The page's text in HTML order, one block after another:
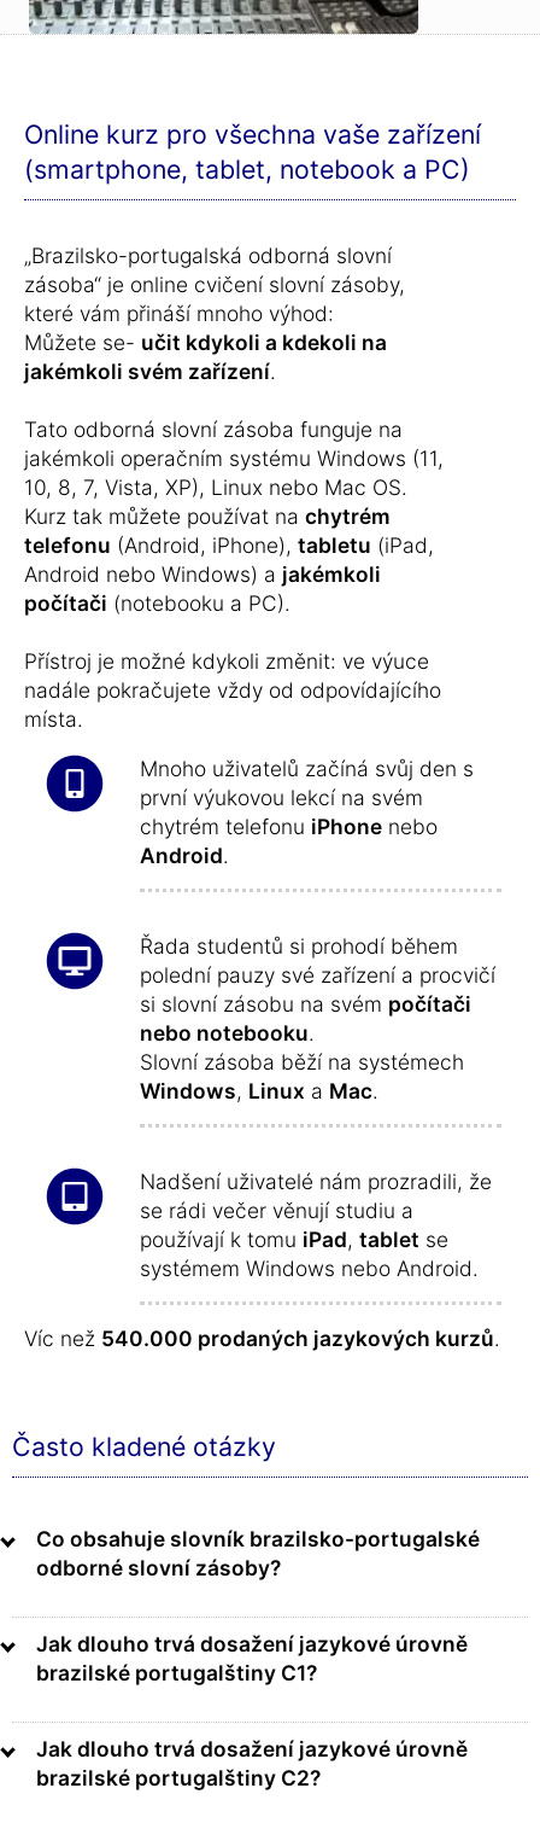
Online kurz pro všechna vaše zařízení
(smartphone, tablet, notebook a PC)
„Brazilsko-portugalská odborná slovní
zásoba“ je online cvičení slovní zásoby,
které vám přináší mnoho výhod:
Můžete se- učit kdykoli a kdekoli na
jakémkoli svém zařízení.
Tato odborná slovní zásoba funguje na
jakémkoli operačním systému Windows (11,
10, 8, 7, Vista, XP), Linux nebo Mac OS.
Kurz tak můžete používat na chytrém
telefonu (Android, iPhone), tabletu (iPad,
Android nebo Windows) a jakémkoli
počítači (notebooku a PC).
Přístroj je možné kdykoli změnit: ve výuce
nadále pokračujete vždy od odpovídajícího
místa.
Mnoho uživatelů začíná svůj den s
první výukovou lekcí na svém
chytrém telefonu iPhone nebo
Android.
Řada studentů si prohodí během
polední pauzy své zařízení a procvičí
si slovní zásobu na svém počítači
nebo notebooku.
Slovní zásoba běží na systémech
Windows, Linux a Mac.
Nadšení uživatelé nám prozradili, že
se rádi večer věnují studiu a
používají k tomu iPad, tablet se
systémem Windows nebo Android.
Víc než 540.000 prodaných jazykových kurzů.
Často kladené otázky
Co obsahuje slovník brazilsko-portugalské
odborné slovní zásoby?
Jak dlouho trvá dosažení jazykové úrovně
brazilské portugalštiny C1?
Jak dlouho trvá dosažení jazykové úrovně
brazilské portugalštiny C2?